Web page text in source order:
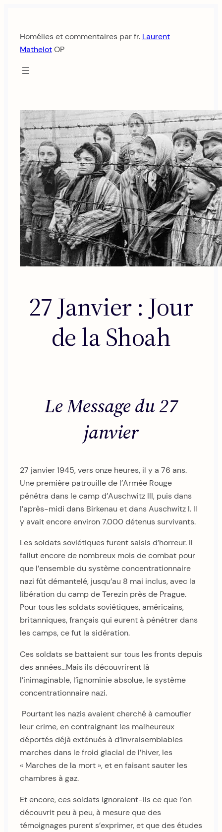
contenu
Homélies et commentaires par fr. Laurent
MathelotOP
27 Janvier : Jour
de la Shoah
Le Message du 27
janvier
27 janvier 1945, vers onze heures, il y a 76 ans.
Une première patrouille de l’Armée Rouge
pénétra dans le camp d’Auschwitz III, puis dans
l’après-midi dans Birkenau et dans Auschwitz I. Il
y avait encore environ 7.000 détenus survivants.
Les soldats soviétiques furent saisis d’horreur. Il
fallut encore de nombreux mois de combat pour
que l’ensemble du système concentrationnaire
nazi fût démantelé, jusqu’au 8 mai inclus, avec la
libération du camp de Terezin près de Prague.
Pour tous les soldats soviétiques, américains,
britanniques, français qui eurent à pénétrer dans
les camps, ce fut la sidération.
Ces soldats se battaient sur tous les fronts depuis
des années…Mais ils découvrirent là
l’inimaginable, l’ignominie absolue, le système
concentrationnaire nazi.
Pourtant les nazis avaient cherché à camoufler
leur crime, en contraignant les malheureux
déportés déjà exténués à d’invraisemblables
marches dans le froid glacial de l’hiver, les
« Marches de la mort », et en faisant sauter les
chambres à gaz.
Et encore, ces soldats ignoraient-ils ce que l’on
découvrit peu à peu, à mesure que des
témoignages purent s’exprimer, et que des études